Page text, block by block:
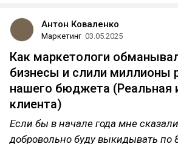
Антон Коваленко
Маркетинг 03.05.2025
Как маркетологи
бизнесы и слили миллионы
нашего бюджета (Реальная
клиента)
Если бы в начале года мне
добровольно буду выкидывать по